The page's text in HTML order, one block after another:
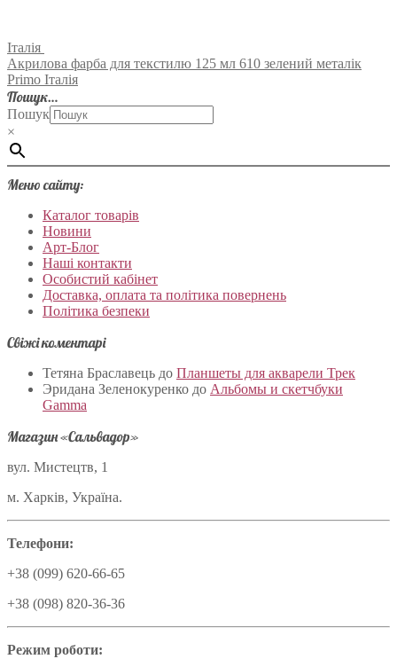
Італія
Акрилова фарба для текстилю 125 мл 610 зелений металік
Primo Італія
Пошук…
Пошук
×
Меню сайту:
Каталог товарів
Новини
Арт-Блог
Наші контакти
Особистий кабінет
Доставка, оплата та політика повернень
Політика безпеки
Свіжі коментарі
Тетяна Браславець до Планшеты для акварели Трек
Эридана Зеленокуренко до Альбомы и скетчбуки
Gamma
Магазин «Сальвадор»
вул. Мистецтв, 1
м. Харків, Україна.
Телефони:
+38 (099) 620-66-65
+38 (098) 820-36-36
Режим роботи: